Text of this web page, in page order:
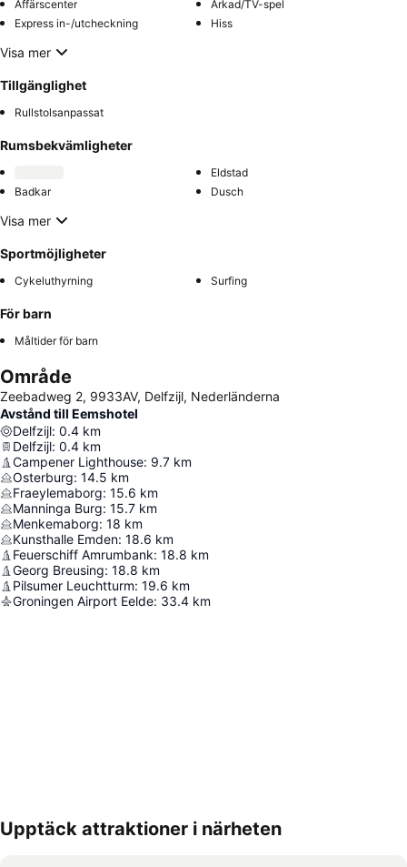
Affärscenter
Arkad/TV-spel
Express in-/utcheckning
Hiss
Visa mer
Tillgänglighet
Rullstolsanpassat
Rumsbekvämligheter
Eldstad
Badkar
Dusch
Visa mer
Sportmöjligheter
Cykeluthyrning Surfing
För barn
Måltider för barn
Område
Zeebadweg 2, 9933AV, Delfzijl, Nederländerna
Avstånd till Eemshotel
Delfzijl: 0.4 km
Delfzijl: 0.4 km
Campener Lighthouse: 9.7 km
Osterburg: 14.5 km
Fraeylemaborg: 15.6 km
Manninga Burg: 15.7 km
Menkemaborg: 18 km
Kunsthalle Emden: 18.6 km
Feuerschiff Amrumbank: 18.8 km
Georg Breusing: 18.8 km
Pilsumer Leuchtturm: 19.6 km
Groningen Airport Eelde: 33.4 km
Förstora kartan
Upptäck attraktioner i närheten